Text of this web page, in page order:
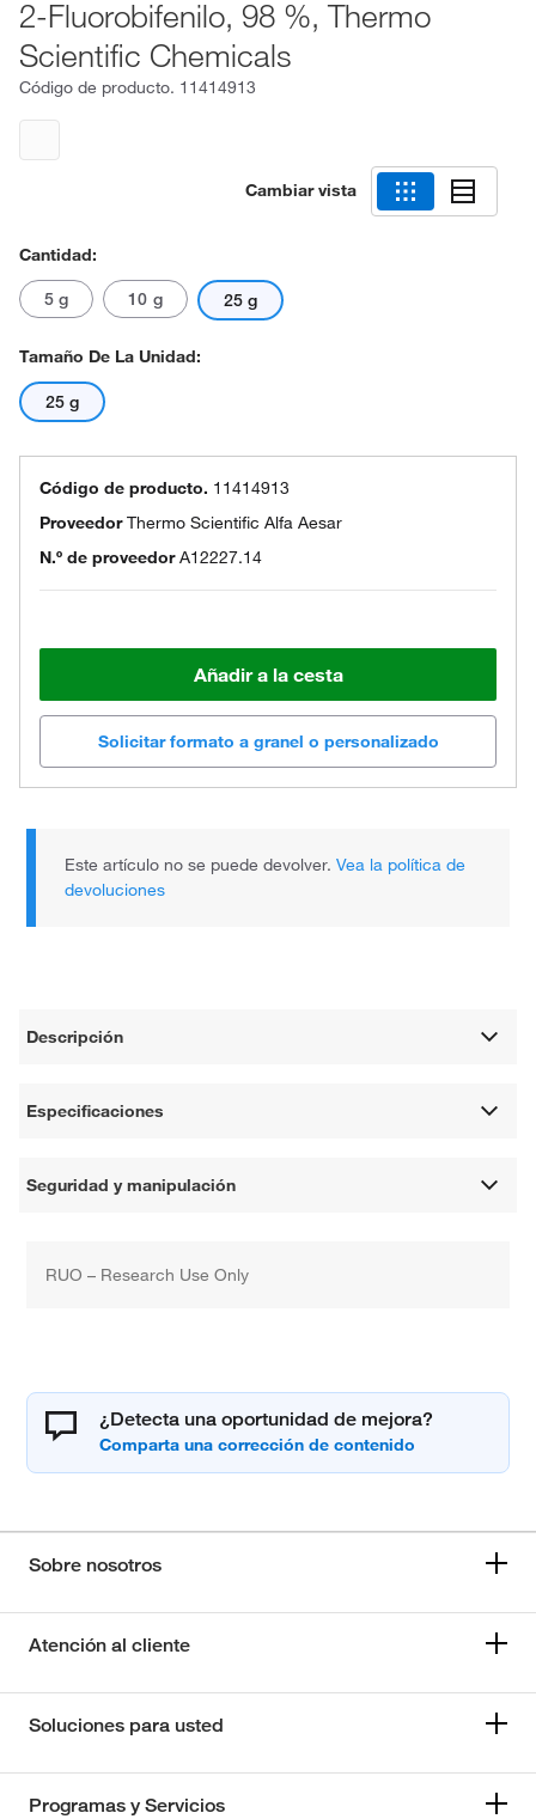
2-Fluorobifenilo, 98 %, Thermo
Scientific Chemicals
Código de producto. 11414913
Cambiar vista
Cantidad:
5 g 10 g 25 g
Tamaño De La Unidad:
25 g
Código de producto. 11414913
ProveedorThermo Scientific Alfa Aesar
N.º de proveedor A12227.14
Añadir a la cesta
Solicitar formato a granel o personalizado
Este artículo no se puede devolver.Vea la política de
devoluciones
Descripción
Especificaciones
Seguridad y manipulación
RUO – Research Use Only
¿Detecta una oportunidad de mejora?
Sobre nosotros
Atención al cliente
Soluciones para usted
Programas y Servicios